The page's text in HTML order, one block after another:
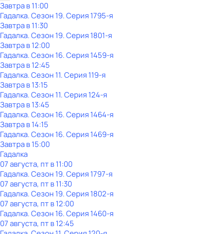
Завтра в 11:00
Гадалка. Сезон 19. Серия 1795-я
Завтра в 11:30
Гадалка. Сезон 19. Серия 1801-я
Завтра в 12:00
Гадалка. Сезон 16. Серия 1459-я
Завтра в 12:45
Гадалка. Сезон 11. Серия 119-я
Завтра в 13:15
Гадалка. Сезон 11. Серия 124-я
Завтра в 13:45
Гадалка. Сезон 16. Серия 1464-я
Завтра в 14:15
Гадалка. Сезон 16. Серия 1469-я
Завтра в 15:00
Гадалка
07 августа, пт в 11:00
Гадалка. Сезон 19. Серия 1797-я
07 августа, пт в 11:30
Гадалка. Сезон 19. Серия 1802-я
07 августа, пт в 12:00
Гадалка. Сезон 16. Серия 1460-я
07 августа, пт в 12:45